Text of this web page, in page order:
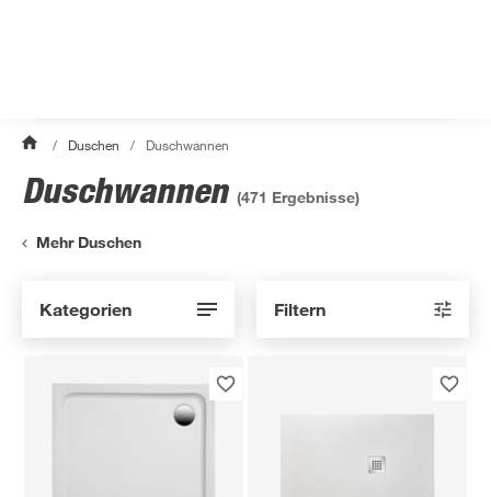
/ Duschen / Duschwannen
Duschwannen (471 Ergebnisse)
Mehr Duschen
Kategorien Filtern